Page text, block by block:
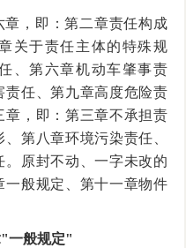
章，即：第二章责任构成
关于责任主体的特殊规
、第六章机动车肇事责
责任、第九章高度危险责
章，即：第三章不承担责
第八章环境污染责任、
。原封不动、一字未改的
一般规定、第十一章物件
一般规定"